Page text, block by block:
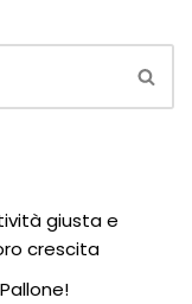
giusta e
crescita